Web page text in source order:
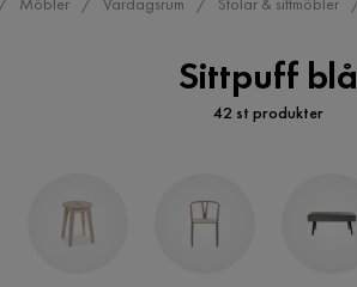
Sittpuff blå
42 st produkter